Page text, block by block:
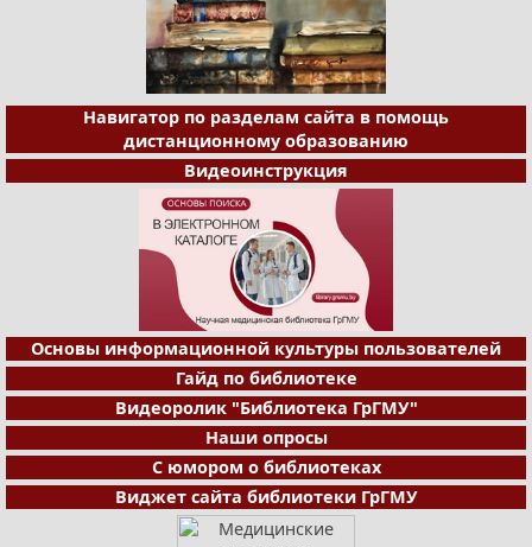
Навигатор по разделам сайта в помощь
дистанционному образованию
Видеоинструкция
Основы информационной культуры пользователей
Гайд по библиотеке
Видеоролик "Библиотека ГрГМУ"
Наши опросы
С юмором о библиотеках
Виджет сайта библиотеки ГрГМУ